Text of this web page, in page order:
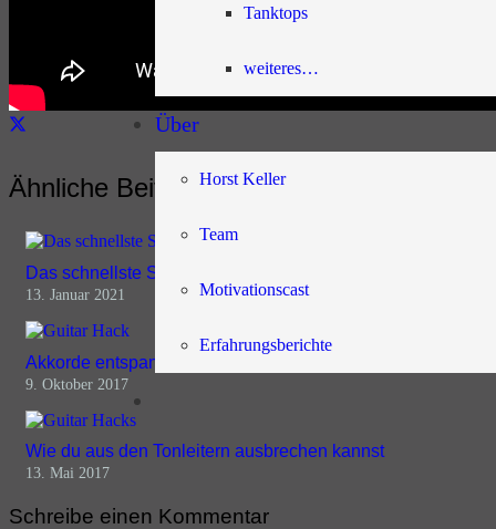
Tanktops
weiteres…
Über
Horst Keller
Team
Motivationscast
Erfahrungsberichte
Ähnliche Beiträge
Das schnellste Solopattern aller Zeiten
13. Januar 2021
Akkorde entspannt wechseln
9. Oktober 2017
Wie du aus den Tonleitern ausbrechen kannst
13. Mai 2017
Schreibe einen Kommentar